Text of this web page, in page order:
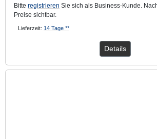
Bitte registrieren Sie sich als Business-Kunde.
Preise sichtbar.
Lieferzeit: 14 Tage **
Details